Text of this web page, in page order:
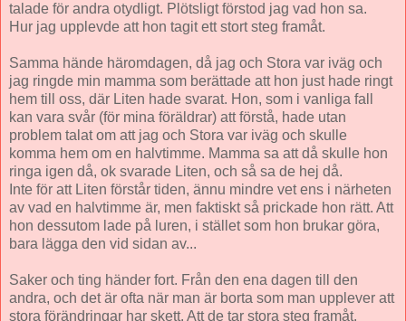
talade för andra otydligt. Plötsligt förstod jag vad hon sa.
Hur jag upplevde att hon tagit ett stort steg framåt.
Samma hände häromdagen, då jag och Stora var iväg och
jag ringde min mamma som berättade att hon just hade ringt
hem till oss, där Liten hade svarat. Hon, som i vanliga fall
kan vara svår (för mina föräldrar) att förstå, hade utan
problem talat om att jag och Stora var iväg och skulle
komma hem om en halvtimme. Mamma sa att då skulle hon
ringa igen då, ok svarade Liten, och så sa de hej då.
Inte för att Liten förstår tiden, ännu mindre vet ens i närheten
av vad en halvtimme är, men faktiskt så prickade hon rätt. Att
hon dessutom lade på luren, i stället som hon brukar göra,
bara lägga den vid sidan av...
Saker och ting händer fort. Från den ena dagen till den
andra, och det är ofta när man är borta som man upplever att
stora förändringar har skett. Att de tar stora steg framåt.